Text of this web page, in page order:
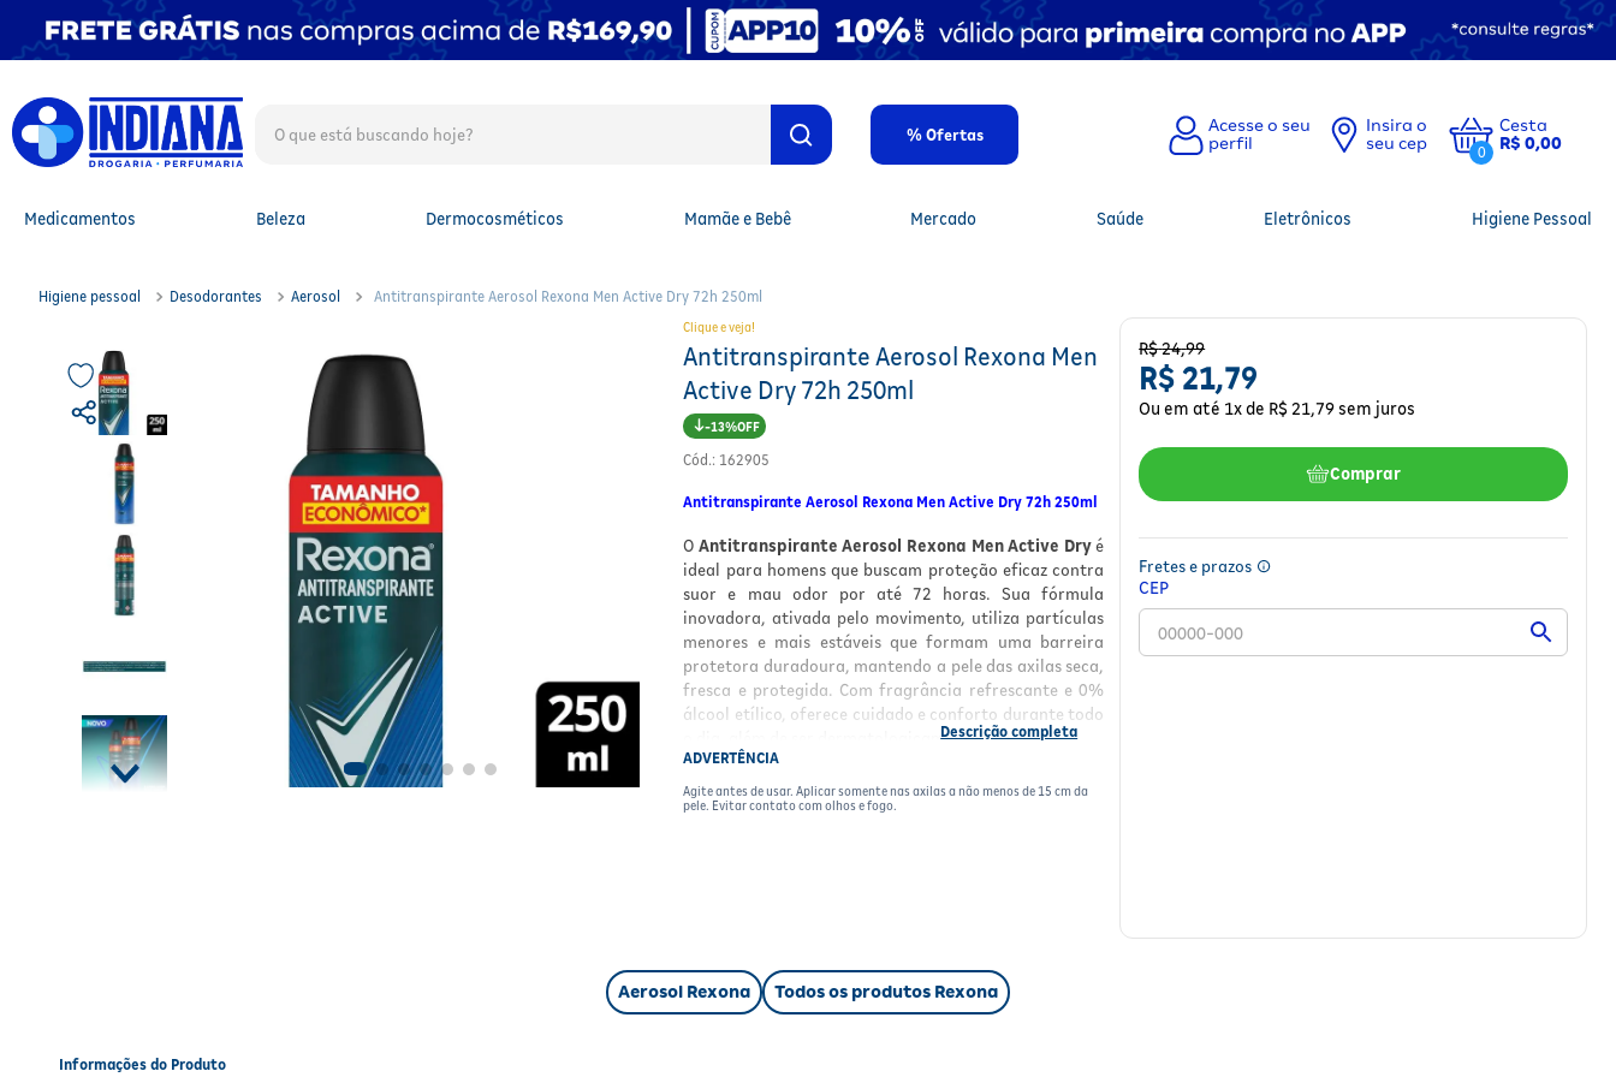
% Ofertas
Insira o
seu cep
0
Cesta
R$ 0,00
Medicamentos Beleza Dermocosméticos Mamãe e Bebê Mercado Saúde Eletrônicos Higiene Pessoal
Higiene pessoal Desodorantes Aerosol Antitranspirante Aerosol Rexona Men Active Dry 72h 250ml
Clique e veja!
Antitranspirante Aerosol Rexona Men
Active Dry 72h 250ml
13%
Cód.: 162905
Antitranspirante Aerosol Rexona Men Active Dry 72h 250ml
O Antitranspirante Aerosol Rexona Men Active Dryé
ideal para homens que buscam proteção eficaz contra
suor e mau odor por até 72 horas. Sua fórmula
inovadora, ativada pelo movimento, utiliza partículas
menores e mais estáveis que formam uma barreira
protetora duradoura, mantendo a pele das axilas seca,
fresca e protegida. Com fragrância refrescante e 0%
álcool etílico, oferece cuidado e conforto durante todo
o dia, além de ser dermatologicamente testado.
Benefícios
0% álcool etílico, ideal para peles sensíveis
Embalagem sustentável em alumínio 100%
ADVERTÊNCIA
Agite antes de usar. Aplicar somente nas axilas a não menos de 15 cm da
pele. Evitar contato com olhos e fogo.
R$24,99
R$ 21,79
Ou em até 1x de R$ 21,79sem juros
Comprar
Fretes e prazos
CEP
Aerosol Rexona Todos os produtos Rexona
Informações do Produto
TERMOS MAIS BUSCADOS
1º
fralda
protetor solar facial